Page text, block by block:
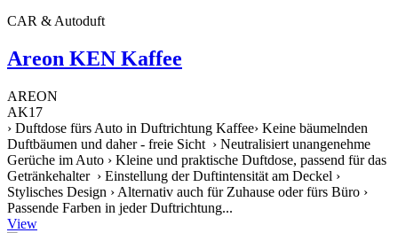
CAR & Autoduft
Areon KEN Kaffee
AREON
AK17
› Duftdose fürs Auto in Duftrichtung Kaffee› Keine bäumelnden
Duftbäumen und daher - freie Sicht › Neutralisiert unangenehme
Gerüche im Auto › Kleine und praktische Duftdose, passend für das
Getränkehalter › Einstellung der Duftintensität am Deckel ›
Stylisches Design › Alternativ auch für Zuhause oder fürs Büro ›
Passende Farben in jeder Duftrichtung...
View